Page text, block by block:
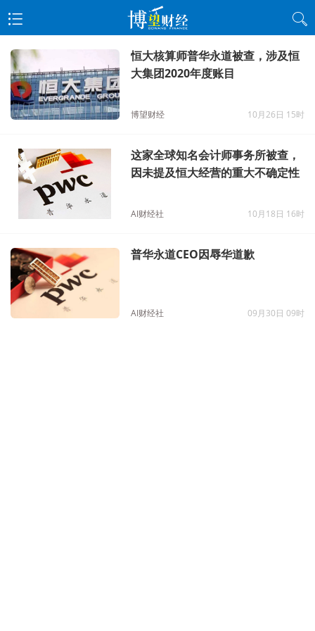
恒大核算师普华永道被查，涉及恒
大集团2020年度账目
博望财经 10月26日 15时
这家全球知名会计师事务所被查，
因未提及恒大经营的重大不确定性
AI财经社 10月18日 16时
普华永道CEO因辱华道歉
AI财经社 09月30日 09时